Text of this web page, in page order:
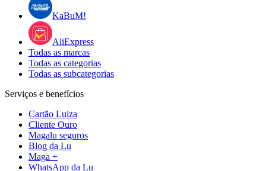
KaBuM!
AliExpress
Todas as marcas
Todas as categorias
Todas as subcategorias
Serviços e benefícios
Cartão Luiza
Cliente Ouro
Magalu seguros
Blog da Lu
Maga +
WhatsApp da Lu